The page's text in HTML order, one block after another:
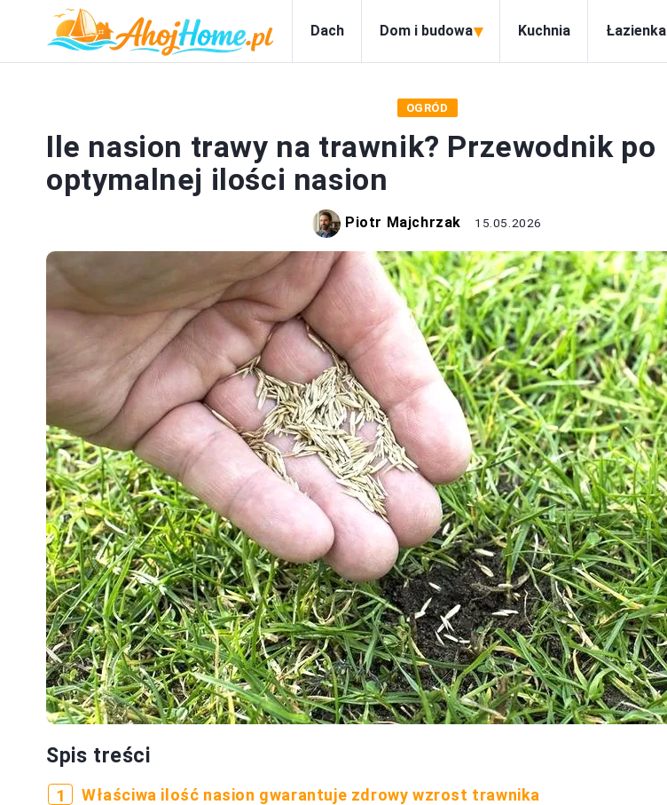
Dach Dom i budowa▾ Kuchnia Łazienka
OGRÓD
Ile nasion trawy na trawnik? Przewodnik po
optymalnej ilości nasion
Piotr Majchrzak 15.05.2026
Spis treści
Właściwa ilość nasion gwarantuje zdrowy wzrost trawnika